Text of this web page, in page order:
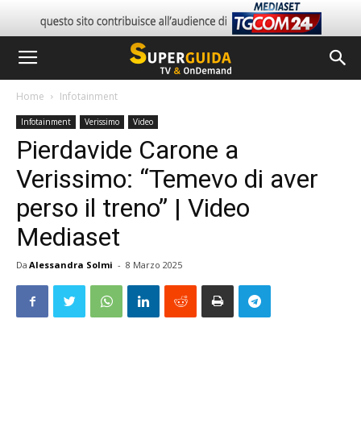
Home Infotainment
Infotainment Verissimo Video
Pierdavide Carone a
Verissimo: “Temevo di aver
perso il treno” | Video
Mediaset
Da Alessandra Solmi - 8 Marzo 2025